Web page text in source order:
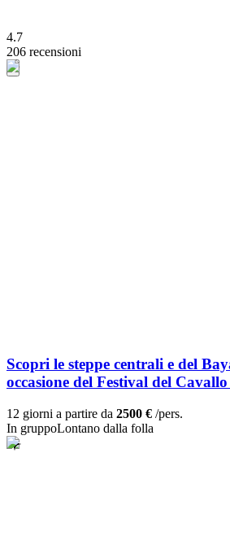
4.7
206 recensioni
Scopri le steppe centrali e del
occasione del Festival del
12 giorni a partire da 2500 € /pers.
In gruppoLontano dalla folla